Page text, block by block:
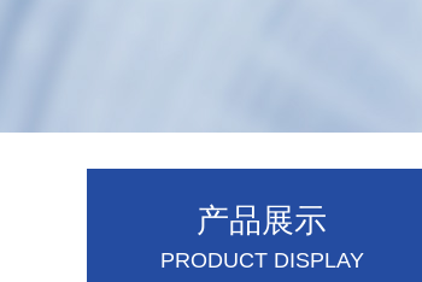
产品展示
PRODUCT DISPLAY